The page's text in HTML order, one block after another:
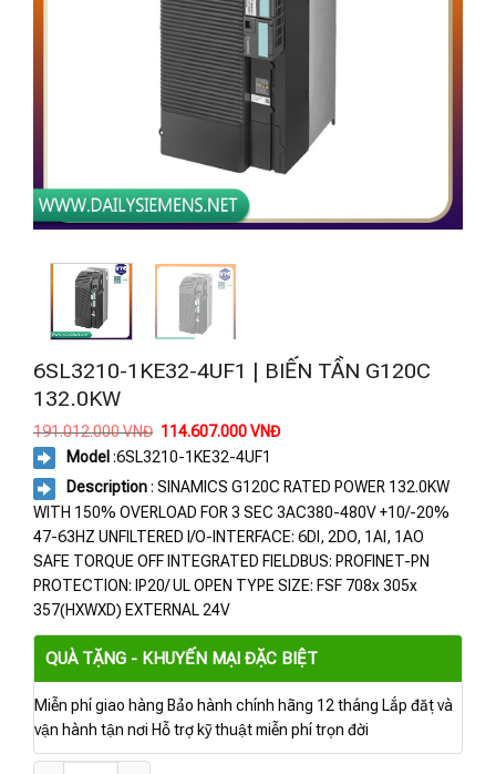
6SL3210-1KE32-4UF1 | BIẾN TẦN G120C
132.0KW
191.012.000VNĐ Giá
là:
191.012.000 VNĐ.
114.607.000VNĐGiá
là:
114.607.000 VNĐ.
Model :6SL3210-1KE32-4UF1
Description: SINAMICS G120C RATED POWER 132.0KW
WITH 150% OVERLOAD FOR 3 SEC 3AC380-480V +10/-20%
47-63HZ UNFILTERED I/O-INTERFACE: 6DI, 2DO, 1AI, 1AO
SAFE TORQUE OFF INTEGRATED FIELDBUS: PROFINET-PN
PROTECTION: IP20/ UL OPEN TYPE SIZE: FSF 708x 305x
357(HXWXD) EXTERNAL 24V
QUÀ TẶNG - KHUYẾN MẠI ĐẶC BIỆT
Miễn phí giao hàng Bảo hành chính hãng 12 tháng Lắp đặt và
vận hành tận nơi Hỗ trợ kỹ thuật miễn phí trọn đời